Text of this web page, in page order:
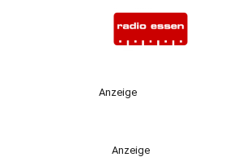
Anzeige
Anzeige